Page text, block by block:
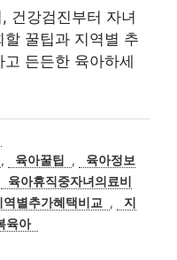
건강검진부터 자녀
꿀팁과 지역별 추
든든한 육아하세
, 육아꿀팁 ,
육아정보
육아휴직중자녀의료비
역별추가혜택비교 ,
지
육아